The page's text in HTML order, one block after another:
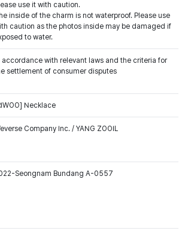
use it with caution.
inside of the charm is not waterproof. Please use
caution as the photos inside may be damaged if
to water.
accordance with relevant laws and the criteria for
settlement of consumer disputes
Necklace
Company Inc. / YANG ZOOIL
Seongnam Bundang A-0557